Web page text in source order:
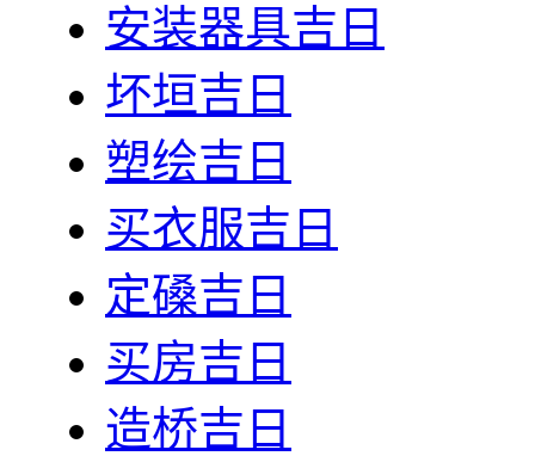
安装器具吉日
坏垣吉日
塑绘吉日
买衣服吉日
定磉吉日
买房吉日
造桥吉日